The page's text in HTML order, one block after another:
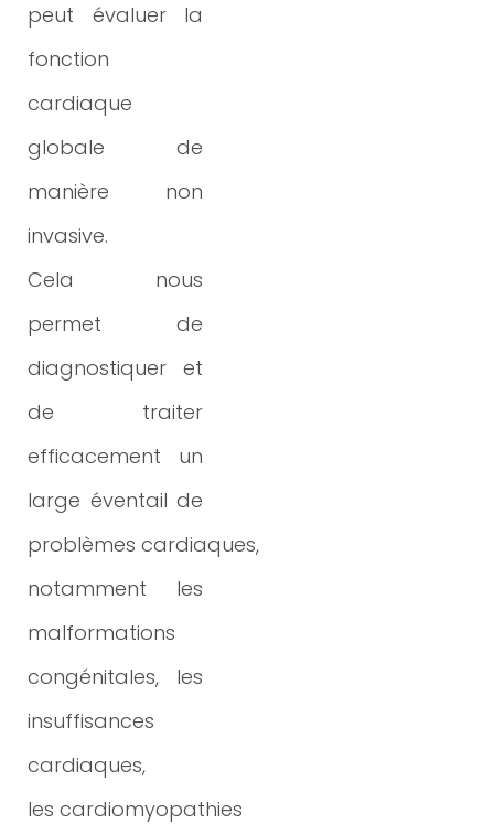
peut évaluer la
fonction
cardiaque
globale de
manière non
invasive.
Cela nous
permet de
diagnostiquer et
de traiter
efficacement un
large éventail de
problèmes cardiaques,
notamment les
malformations
congénitales, les
insuffisances
cardiaques,
les cardiomyopathies